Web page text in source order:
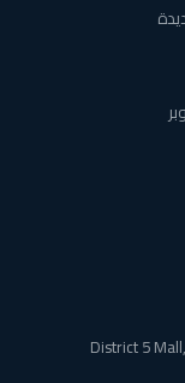
District 5